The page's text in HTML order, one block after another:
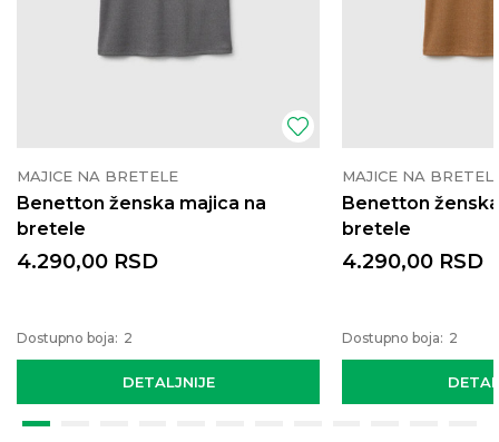
MAJICE NA BRETELE
Benetton ženska majica na
bretele
DETALJNIJE
4.290,00 RSD
Dostupno boja: 2
MAJICE NA
Benetton
bretele
4.290,00 RSD
Dostupno boja: 2